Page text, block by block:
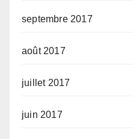
septembre 2017
août 2017
juillet 2017
juin 2017